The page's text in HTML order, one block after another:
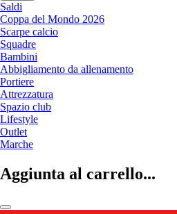
Saldi
Coppa del Mondo 2026
Scarpe calcio
Squadre
Bambini
Abbigliamento da allenamento
Portiere
Attrezzatura
Spazio club
Lifestyle
Outlet
Marche
Aggiunta al carrello...